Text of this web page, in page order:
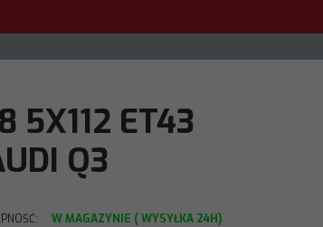
5X112 ET43
Q3
: W MAGAZYNIE ( WYSYŁKA 24H)